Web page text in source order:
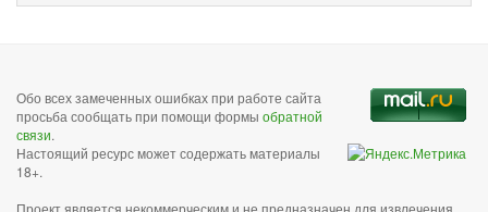
Обо всех замеченных ошибках при работе сайта
просьба сообщать при помощи формы обратной
связи.
Настоящий ресурс может содержать материалы
18+.